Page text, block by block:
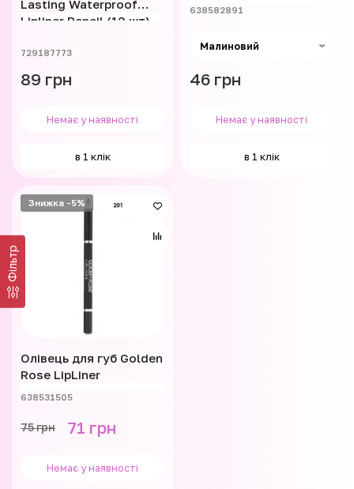
Фільтр
Lasting Waterproof
Lipliner Pencil (12 шт)
729187773
89 грн
Немає у наявності
в 1 клік
638582891
46 грн
Немає у наявності
в 1 клік
Знижка -5%
Олівець для губ Golden
Rose LipLiner
638531505
75 грн 71 грн
Немає у наявності